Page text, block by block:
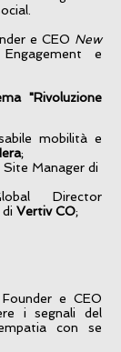
e CEO New
e
"Rivoluzione
mobilità e
;
Site Manager di
Director
Vertiv CO;
e CEO
i segnali del
con se